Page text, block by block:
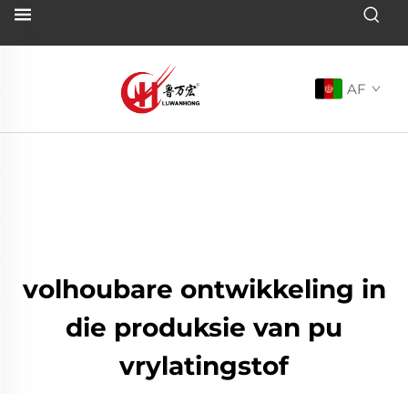
AF
volhoubare ontwikkeling in
die produksie van pu
vrylatingstof